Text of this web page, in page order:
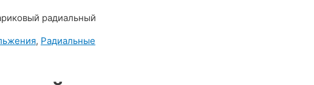
радиальный
, Радиальные